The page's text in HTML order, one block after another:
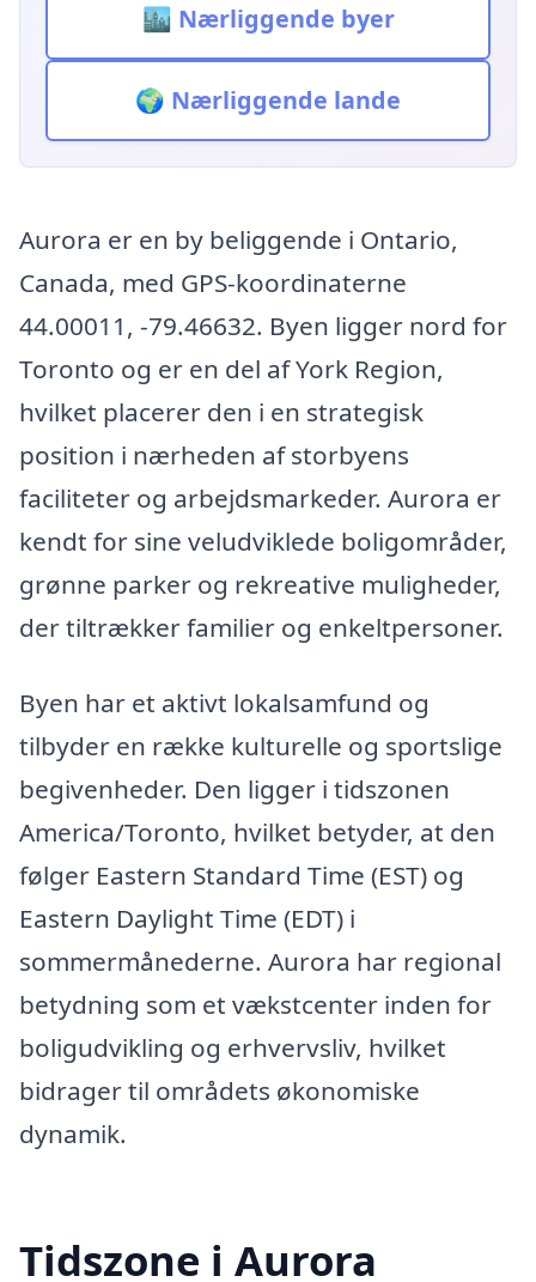
🏙️ Nærliggende byer
🌍 Nærliggende lande
Aurora er en by beliggende i Ontario,
Canada, med GPS-koordinaterne
44.00011, -79.46632. Byen ligger nord for
Toronto og er en del af York Region,
hvilket placerer den i en strategisk
position i nærheden af storbyens
faciliteter og arbejdsmarkeder. Aurora er
kendt for sine veludviklede boligområder,
grønne parker og rekreative muligheder,
der tiltrækker familier og enkeltpersoner.
Byen har et aktivt lokalsamfund og
tilbyder en række kulturelle og sportslige
begivenheder. Den ligger i tidszonen
America/Toronto, hvilket betyder, at den
følger Eastern Standard Time (EST) og
Eastern Daylight Time (EDT) i
sommermånederne. Aurora har regional
betydning som et vækstcenter inden for
boligudvikling og erhvervsliv, hvilket
bidrager til områdets økonomiske
dynamik.
Tidszone i Aurora